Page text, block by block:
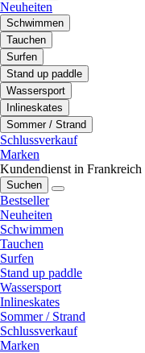
Neuheiten
Schwimmen
Tauchen
Surfen
Stand up paddle
Wassersport
Inlineskates
Sommer / Strand
Schlussverkauf
Marken
Kundendienst in Frankreich
Suchen
Bestseller
Neuheiten
Schwimmen
Tauchen
Surfen
Stand up paddle
Wassersport
Inlineskates
Sommer / Strand
Schlussverkauf
Marken